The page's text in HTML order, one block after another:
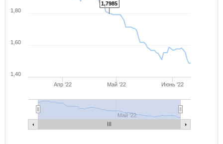
1,7985
Апр '22 Май '22 Июнь '22
Май '22
1,40
1,60
1,80